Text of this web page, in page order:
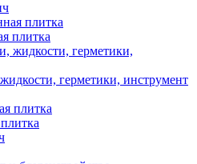
плитка
герметики, инструмент